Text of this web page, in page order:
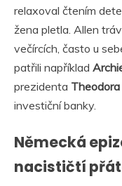
relaxoval čtením
žena pletla. Allen
večírcích, často u
patřili například
prezidenta
investiční banky.
Německá
nacističtí